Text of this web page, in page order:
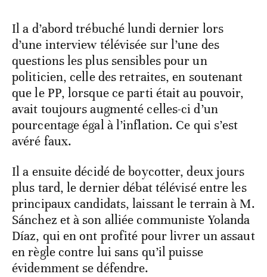
Il a d’abord trébuché lundi dernier lors
d’une interview télévisée sur l’une des
questions les plus sensibles pour un
politicien, celle des retraites, en soutenant
que le PP, lorsque ce parti était au pouvoir,
avait toujours augmenté celles-ci d’un
pourcentage égal à l’inflation. Ce qui s’est
avéré faux.
Il a ensuite décidé de boycotter, deux jours
plus tard, le dernier débat télévisé entre les
principaux candidats, laissant le terrain à M.
Sánchez et à son alliée communiste Yolanda
Díaz, qui en ont profité pour livrer un assaut
en règle contre lui sans qu’il puisse
évidemment se défendre.